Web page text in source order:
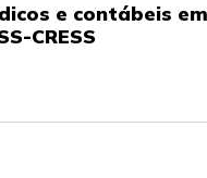
e contábeis
CRESS